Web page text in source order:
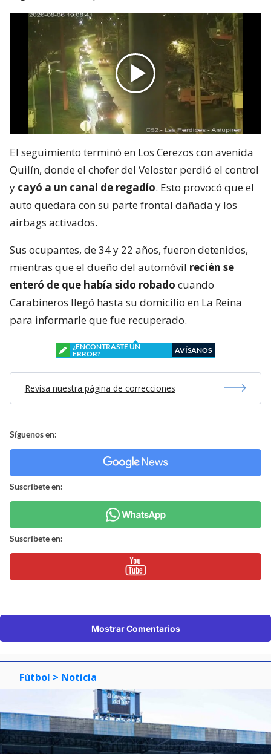
El seguimiento terminó en Los Cerezos con avenida
Quilín, donde el chofer del Veloster perdió el control
y cayó a un canal de regadío. Esto provocó que el
auto quedara con su parte frontal dañada y los
airbags activados.
Sus ocupantes, de 34 y 22 años, fueron detenidos,
mientras que el dueño del automóvil recién se
enteró de que había sido robado cuando
Carabineros llegó hasta su domicilio en La Reina
para informarle que fue recuperado.
¿ENCONTRASTE UN
ERROR?
AVÍSANOS
Revisa nuestra página de correcciones
Síguenos en:
Suscríbete en:
Suscríbete en:
Mostrar Comentarios
Fútbol > Noticia